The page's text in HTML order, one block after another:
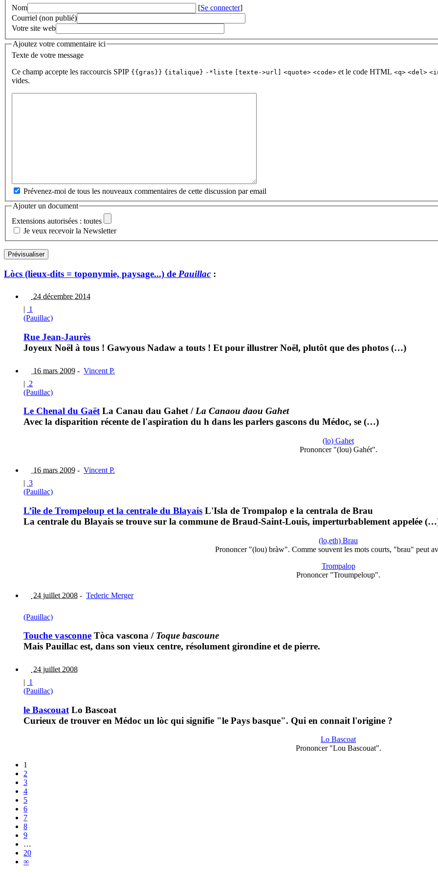
Nom [Se connecter]
Courriel (non publié)
Votre site web
Ajoutez votre commentaire ici
Texte de votre message
Ce champ accepte les raccourcis SPIP {{gras}} {italique} -*liste [texte->url] <quote> <code> et le code HTML <q> <del>
vides.
Prévenez-moi de tous les nouveaux commentaires de cette discussion par email
Ajouter un document
Extensions autorisées : toutes
Je veux recevoir la Newsletter
Lòcs (lieux-dits = toponymie, paysage...) de Pauillac :
24 décembre 2014
| 1
(Pauillac)
Rue Jean-Jaurès
Joyeux Noël à tous ! Gawyous Nadaw a touts ! Et pour illustrer Noël, plutôt que des photos (…)
16 mars 2009 - Vincent P.
| 2
(Pauillac)
Le Chenal du GaëtLa Canau dau Gahet/La Canaou daou Gahet
Avec la disparition récente de l'aspiration du h dans les parlers gascons du Médoc, se (…)
(lo) Gahet
Prononcer "(lou) Gahét".
16 mars 2009 - Vincent P.
| 3
(Pauillac)
L’île de Trompeloup et la centrale du Blayais L'Isla de Trompalop e la centrala de Brau
La centrale du Blayais se trouve sur la commune de Braud-Saint-Louis, imperturbablement appelée
(lo,eth) Brau
Prononcer "(lou) bràw". Comme souvent les mots courts, "brau" peut
Trompalop
Prononcer "Troumpeloup".
24 juillet 2008 - Tederic Merger
(Pauillac)
Touche vasconne Tòca vascona / Toque bascoune
Mais Pauillac est, dans son vieux centre, résolument girondine et de pierre.
24 juillet 2008
| 1
(Pauillac)
le Bascouat Lo Bascoat
Curieux de trouver en Médoc un lòc qui signifie "le Pays basque". Qui en connait l'origine ?
Lo Bascoat
Prononcer "Lou Bascouat".
1
2
3
4
5
6
7
8
9
…
20
∞